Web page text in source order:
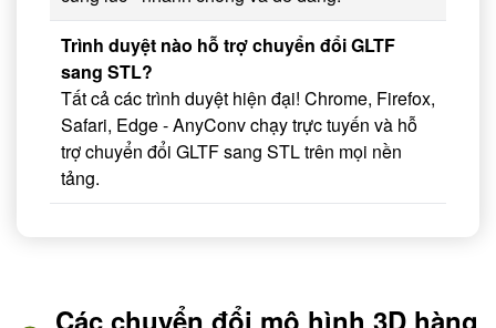
Trình duyệt nào hỗ trợ chuyển đổi GLTF
sang STL?
Tất cả các trình duyệt hiện đại! Chrome, Firefox,
Safari, Edge - AnyConv chạy trực tuyến và hỗ
trợ chuyển đổi GLTF sang STL trên mọi nền
tảng.